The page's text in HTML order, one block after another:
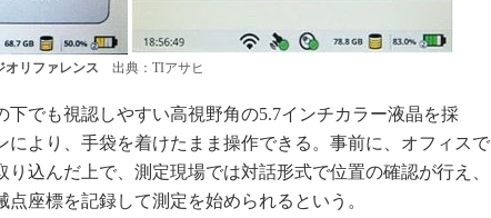
オリファレンス 出典：TIアサヒ
でも視認しやすい高視野角の5.7インチカラー液晶を採
により、手袋を着けたまま操作できる。事前に、オフィスで
込んだ上で、測定現場では対話形式で位置の確認が行え、
座標を記録して測定を始められるという。